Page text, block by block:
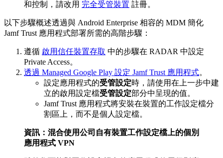
和控制，請改用 完全受管裝置 註冊。
以下步驟概述透過與 Android Enterprise 相容的 MDM 簡化
Jamf Trust 應用程式部署所需的高階步驟：
遵循 啟用信任裝置存取 中的步驟在 RADAR 中設定
Private Access。
透過 Managed Google Play 設定 Jamf Trust 應用程式。
設定應用程式的受管設定時，請使用在上一步中建
立的啟用設定檔受管設定部分中呈現的值。
Jamf Trust 應用程式將安裝在裝置的工作設定檔分
割區上，而不是個人設定檔。
資訊：混合使用公司自有裝置工作設定檔上的個別
應用程式 VPN